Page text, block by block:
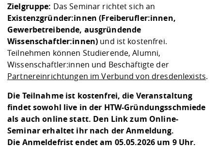
Zielgruppe: Das Seminar richtet sich an
Existenzgründer:innen (Freiberufler:innen,
Gewerbetreibende, ausgründende
Wissenschaftler:innen) und ist kostenfrei.
Teilnehmen können Studierende, Alumni,
Wissenschaftler:innen und Beschäftigte der
Partnereinrichtungen im Verbund von dresdenIexists.
Die Teilnahme ist kostenfrei, die Veranstaltung
findet sowohl live in der HTW-Gründungsschmiede
als auch online statt. Den Link zum Online-
Seminar erhaltet ihr nach der Anmeldung.
Die Anmeldefrist endet am 05.05.2026 um 9 Uhr.